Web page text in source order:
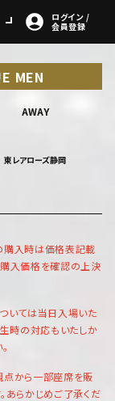
ログイン /
会員登録
MEN
AWAY
東レアローズ静岡
購入時は価格表記載
入価格を確認の上決
いては当日入場いた
時の対応もいたしか
から一部座席を販
あらかじめご了承くだ